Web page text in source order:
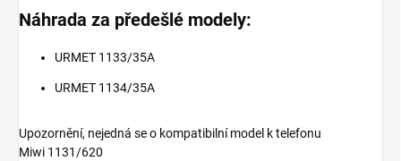
Náhrada za předešlé modely:
URMET 1133/35A
URMET 1134/35A
Upozornění, nejedná se o kompatibilní model k telefonu
Miwi 1131/620